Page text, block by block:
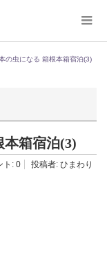
の虫になる 箱根本箱宿泊(3)
本箱宿泊(3)
ト: 0 投稿者: ひまわり